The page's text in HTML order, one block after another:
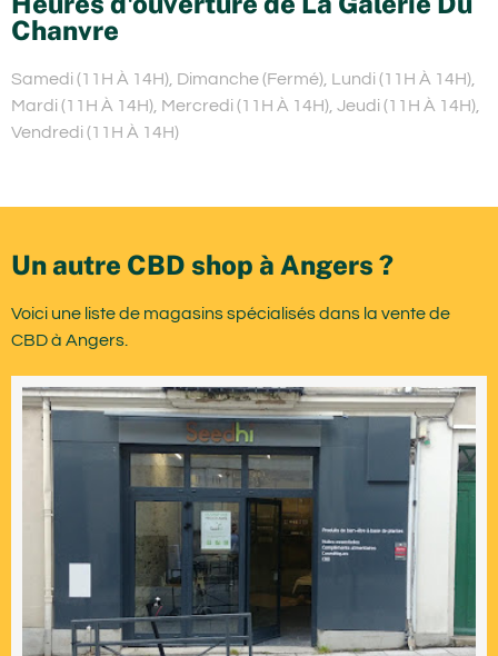
Chanvre
Samedi (11H À 14H), Dimanche (Fermé), Lundi (11H À 14H),
Mardi (11H À 14H), Mercredi (11H À 14H), Jeudi (11H À 14H),
Vendredi (11H À 14H)
Un autre CBD shop à Angers ?
Voici une liste de magasins spécialisés dans la vente de
CBD à Angers.